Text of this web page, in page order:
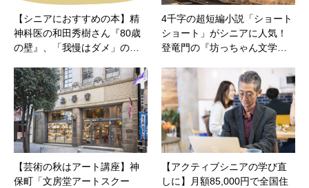
【シニアにおすすめの本】精
神科医の和田秀樹さん『80歳
の壁』、「我慢はダメ」の…
4千字の超短編小説「ショート
ショート」がシニアに人気！
登竜門の『坊っちゃん文学…
【芸術の秋はアート講座】神
保町「文房堂アートスクー
【アクティブシニアの学び直
しに】月額85,000円で全国住